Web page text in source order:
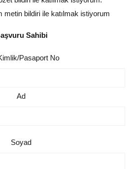
2025
VE
metin bildiri ile katılmak istiyorum
Sahibi
Pasaport No
Ad
Soyad